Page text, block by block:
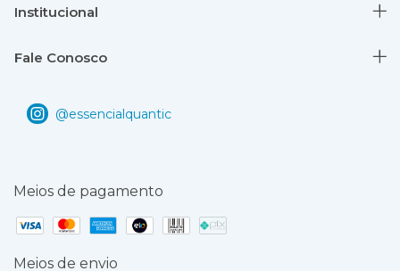
Institucional
Fale Conosco
Meios de pagamento
Meios de envio